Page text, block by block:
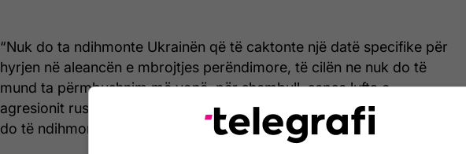
“Nuk do ta ndihmonte Ukrainën që të caktonte një datë specifike për
hyrjen në aleancën e mbrojtjes perëndimore, të cilën ne nuk do të
mund ta përmbushnim më vonë, për shembull, sepse lufta e
agresionit rus kundër ukrainasve është ende duke vazhduar. Kjo nuk
do të ndihmonte as Ukrainën, as NATO-n”, tha Pistorius.